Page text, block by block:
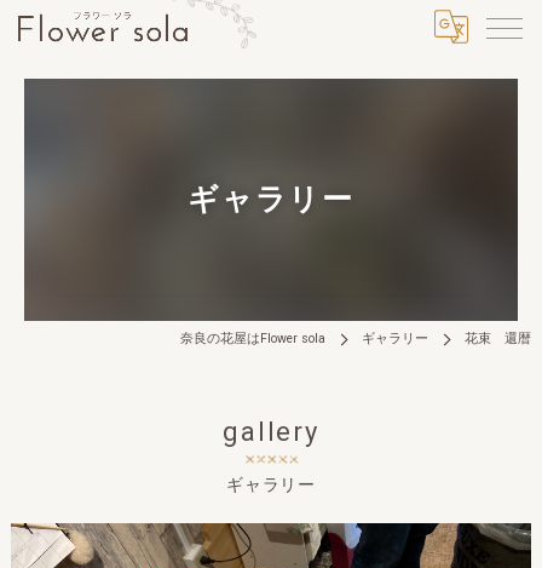
ギャラリー
奈良の花屋はFlower sola ギャラリー 花束 還暦
ギャラリー
gallery